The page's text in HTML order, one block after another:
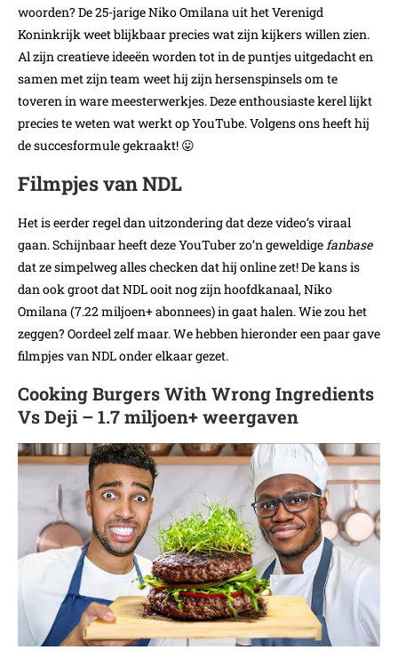
woorden? De 25-jarige Niko Omilana uit het Verenigd
Koninkrijk weet blijkbaar precies wat zijn kijkers willen zien.
Al zijn creatieve ideeën worden tot in de puntjes uitgedacht en
samen met zijn team weet hij zijn hersenspinsels om te
toveren in ware meesterwerkjes. Deze enthousiaste kerel lijkt
precies te weten wat werkt op YouTube. Volgens ons heeft hij
de succesformule gekraakt! 😛
Filmpjes van NDL
Het is eerder regel dan uitzondering dat deze video’s viraal
gaan. Schijnbaar heeft deze YouTuber zo’n geweldigefanbase
dat ze simpelweg alles checken dat hij online zet! De kans is
dan ook groot dat NDL ooit nog zijn hoofdkanaal, Niko
Omilana (7.22 miljoen+ abonnees) in gaat halen. Wie zou het
zeggen? Oordeel zelf maar. We hebben hieronder een paar gave
filmpjes van NDL onder elkaar gezet.
Cooking Burgers With Wrong Ingredients
Vs Deji – 1.7 miljoen+ weergaven